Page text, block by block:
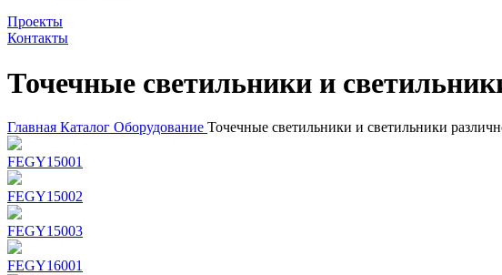
Проекты
Контакты
Точечные светильники и
Главная Каталог Оборудование Точечные светильники и светильники
FEGY15001
FEGY15002
FEGY15003
FEGY16001